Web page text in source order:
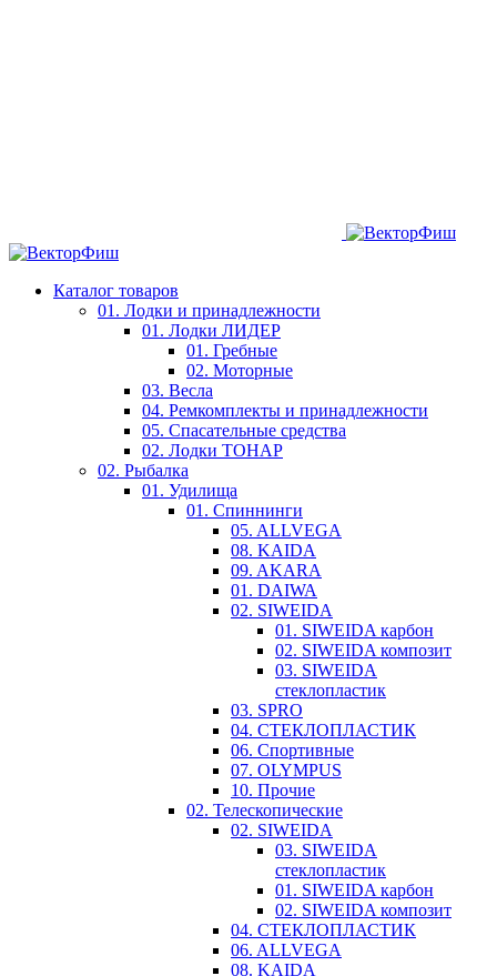
Каталог товаров
01. Лодки и принадлежности
01. Лодки ЛИДЕР
01. Гребные
02. Моторные
03. Весла
04. Ремкомплекты и принадлежности
05. Спасательные средства
02. Лодки ТОНАР
02. Рыбалка
01. Удилища
01. Спиннинги
05. ALLVEGA
08. KAIDA
09. AKARA
01. DAIWA
02. SIWEIDA
01. SIWEIDA карбон
02. SIWEIDA композит
03. SIWEIDA
стеклопластик
03. SPRO
04. СТЕКЛОПЛАСТИК
06. Спортивные
07. OLYMPUS
10. Прочие
02. Телескопические
02. SIWEIDA
03. SIWEIDA
стеклопластик
01. SIWEIDA карбон
02. SIWEIDA композит
04. СТЕКЛОПЛАСТИК
06. ALLVEGA
08. KAIDA